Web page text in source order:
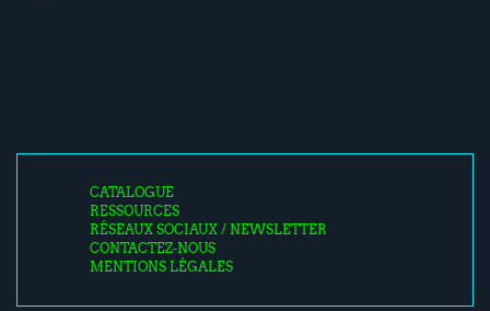
CATALOGUE
RESSOURCES
RÉSEAUX SOCIAUX / NEWSLETTER
CONTACTEZ-NOUS
MENTIONS LÉGALES